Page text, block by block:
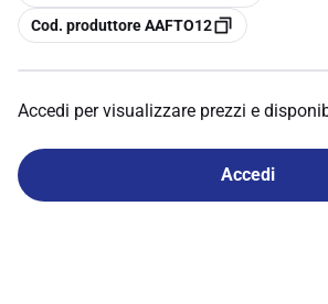
copia
Cod. produttore AAFTO12
Accedi per visualizzare prezzi e
Accedi